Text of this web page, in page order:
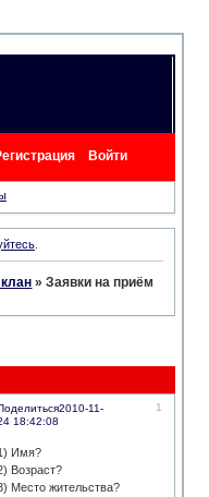
Войти
.
»Заявки на приём
1
2010-11-
18:42:08
Имя?
Возраст?
Место жительства?